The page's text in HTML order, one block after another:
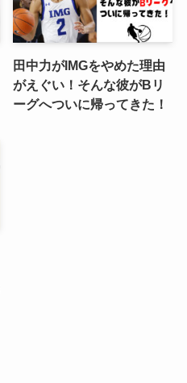
田中力がIMGをやめた理由
がえぐい！そんな彼がBリ
ーグへついに帰ってきた！